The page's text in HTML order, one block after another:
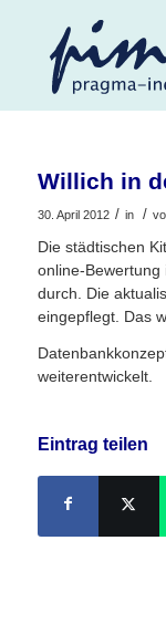
Willich in
30. April 2012 / in /
Die städtischen
online-Bewertung
durch. Die
eingepflegt. Das
weiterentwickelt.
Eintrag teilen